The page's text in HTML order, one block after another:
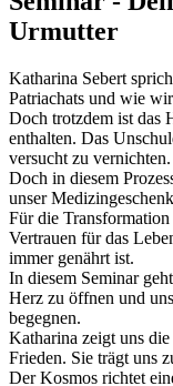
Urmutter
Katharina Sebert
Patriachats und wie
Doch trotzdem ist das
enthalten. Das
versucht zu vernichten.
Doch in diesem
unser
Für die
Vertrauen für das
immer genährt ist.
In diesem Seminar
Herz zu öffnen und
begegnen.
Katharina zeigt uns
Frieden. Sie trägt uns
Der Kosmos richtet